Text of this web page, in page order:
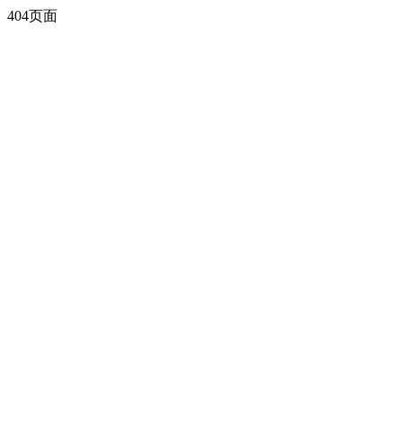
404页面